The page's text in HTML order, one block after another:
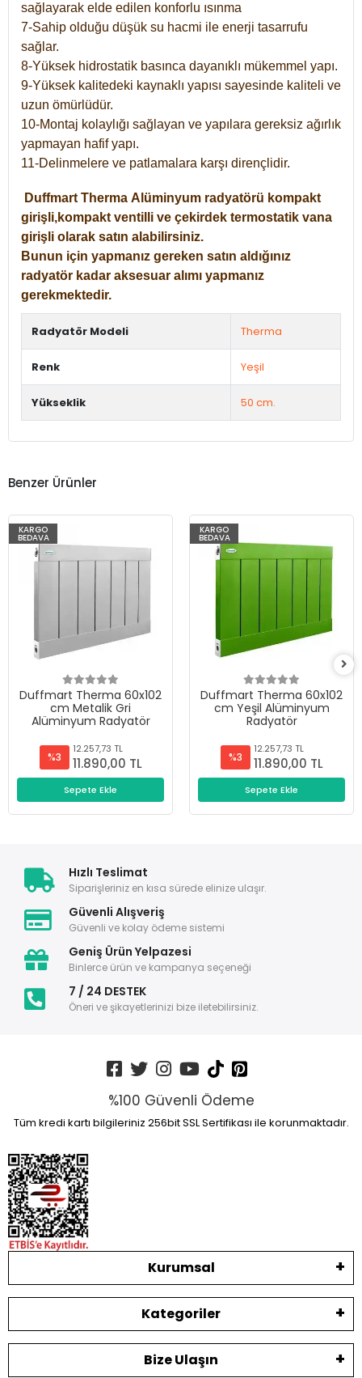
sağlayarak elde edilen konforlu ısınma
7-Sahip olduğu düşük su hacmi ile enerji tasarrufu
sağlar.
8-Yüksek hidrostatik basınca dayanıklı mükemmel yapı.
9-Yüksek kalitedeki kaynaklı yapısı sayesinde kaliteli ve
uzun ömürlüdür.
10-Montaj kolaylığı sağlayan ve yapılara gereksiz ağırlık
yapmayan hafif yapı.
11-Delinmelere ve patlamalara karşı dirençlidir.
Duffmart Therma Alüminyum radyatörü kompakt
girişli,kompakt ventilli ve çekirdek termostatik vana
girişli olarak satın alabilirsiniz.
Bunun için yapmanız gereken satın aldığınız
radyatör kadar aksesuar alımı yapmanız
gerekmektedir.
Radyatör Modeli Therma
Renk Yeşil
Yükseklik 50 cm.
Benzer Ürünler
KARGO
BEDAVA
Duffmart Therma 60x102
cm Metalik Gri
Alüminyum Radyatör
%3
12.257,73 TL
11.890,00 TL
Sepete Ekle
KARGO
BEDAVA
Duffmart Therma 60x102
cm Yeşil Alüminyum
Radyatör
%3
12.257,73 TL
11.890,00 TL
Sepete Ekle
Hızlı Teslimat
Siparişleriniz en kısa sürede elinize ulaşır.
Güvenli Alışveriş
Güvenli ve kolay ödeme sistemi
Geniş Ürün Yelpazesi
Binlerce ürün ve kampanya seçeneği
7 / 24 DESTEK
Öneri ve şikayetlerinizi bize iletebilirsiniz.
%100 Güvenli Ödeme
Tüm kredi kartı bilgileriniz 256bit SSL Sertifikası ile korunmaktadır.
Kurumsal
Kategoriler
Bize Ulaşın